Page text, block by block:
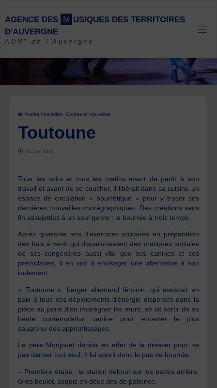
content
AGENCE DES M USIQUES DES TERRITOIRES
D'AUVERGNE
ADN* de l'Auvergne
Autres nouvelles Contes et nouvelles
Toutoune
24 avril 2011
Tous les soirs et tous les matins avant de partir à son
travail et avant de se coucher, il libérait dans sa cuisine un
espace de circulation « bourrétique » pour y tracer ses
dernières trouvailles chorégraphiques. Des créations sans
fin assujetties à un seul genre : la bourrée à trois temps.
Après quarante ans d’exercices solitaires en préparation
des bals à venir qui disparaissaient des pratiques sociales
de ses congénères aussi vite que ses canines et ses
prémolaires, il en vint à envisager une alternative à son
isolement.
« Toutoune », berger allemand féminin, qui assistait en
paix à tous ces déploiements d’énergie dispersés dans la
pièce au point d’en imprégner les murs, se vit sortir de sa
béate contemplation canine pour entamer le plus
saugrenu des apprentissages.
Le père Monjouet décida en effet de la dresser pour ne
pas danser tout seul. Il lui apprit donc le pas de bourrée.
– Première étape : la station debout sur les pattes arrière.
Gros boulot, acquis en deux ans de patience.